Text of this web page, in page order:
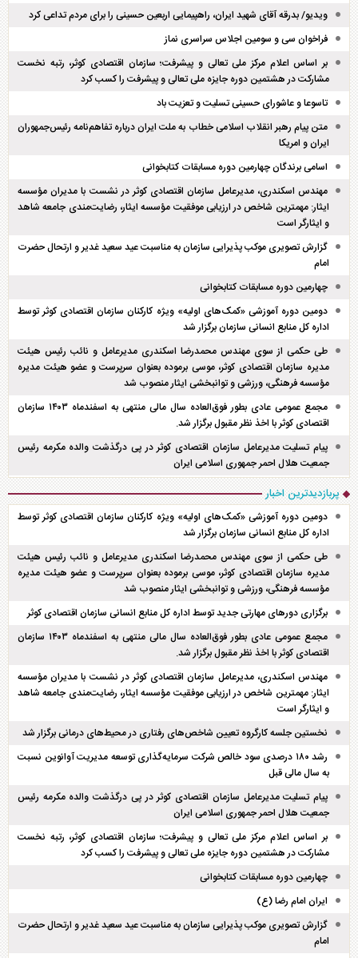
ویدیو/ بدرقه آقای شهید ایران، راهپیمایی اربعین حسینی را برای مردم تداعی کرد
فراخوان سی و سومین اجلاس سراسری نماز
بر اساس اعلام مرکز ملی تعالی و پیشرفت؛ سازمان اقتصادی کوثر، رتبه نخست
مشارکت در هشتمین دوره جایزه ملی تعالی و پیشرفت را کسب کرد
تاسوعا و عاشورای حسینی تسلیت و تعزیت باد
متن پیام رهبر انقلاب اسلامی خطاب به ملت ایران درباره تفاهم‌نامه رئیس‌جمهوران
ایران و امریکا
اسامی برندگان چهارمین دوره مسابقات کتابخوانی
مهندس اسکندری، مدیرعامل سازمان اقتصادی کوثر در نشست با مدیران مؤسسه
ایثار: مهمترین شاخص در ارزیابی موفقیت مؤسسه ایثار، رضایت‌مندی جامعه شاهد
و ایثارگر است
گزارش تصویری موکب پذیرایی سازمان به مناسبت عید سعید غدیر و ارتحال حضرت
امام
چهارمین دوره مسابقات کتابخوانی
دومین دوره آموزشی «کمک‌های اولیه» ویژه کارکنان سازمان اقتصادی کوثر توسط
اداره کل منابع انسانی سازمان برگزار شد
طی حکمی از سوی مهندس محمدرضا اسکندری مدیرعامل و نائب رئیس هیئت
مدیره سازمان اقتصادی کوثر، موسی برموده بعنوان سرپرست و عضو هیئت مدیره
مؤسسه فرهنگی، ورزشی و توانبخشی ایثار منصوب شد
مجمع عمومی عادی بطور فوق‌العاده سال مالی منتهی به اسفند‌ماه ۱۴۰۳ سازمان
اقتصادی کوثر با اخذ نظر مقبول برگزار شد.
پیام تسلیت مدیرعامل سازمان اقتصادی کوثر در پی درگذشت والده مکرمه رئیس
جمعیت هلال احمر جمهوری اسلامی ایران
پربازدیدترین اخبار
دومین دوره آموزشی «کمک‌های اولیه» ویژه کارکنان سازمان اقتصادی کوثر توسط
اداره کل منابع انسانی سازمان برگزار شد
طی حکمی از سوی مهندس محمدرضا اسکندری مدیرعامل و نائب رئیس هیئت
مدیره سازمان اقتصادی کوثر، موسی برموده بعنوان سرپرست و عضو هیئت مدیره
مؤسسه فرهنگی، ورزشی و توانبخشی ایثار منصوب شد
برگزاری دور‌های مهارتی جدید توسط اداره کل منابع انسانی سازمان اقتصادی کوثر
مجمع عمومی عادی بطور فوق‌العاده سال مالی منتهی به اسفند‌ماه ۱۴۰۳ سازمان
اقتصادی کوثر با اخذ نظر مقبول برگزار شد.
مهندس اسکندری، مدیرعامل سازمان اقتصادی کوثر در نشست با مدیران مؤسسه
ایثار: مهمترین شاخص در ارزیابی موفقیت مؤسسه ایثار، رضایت‌مندی جامعه شاهد
و ایثارگر است
نخستین جلسه کارگروه تعیین شاخص‌های رفتاری در محیط‌های درمانی برگزار شد
رشد ۱۸۰ درصدی سود خالص شرکت سرمایه‌گذاری توسعه مدیریت آوانوین نسبت
به سال مالی قبل
پیام تسلیت مدیرعامل سازمان اقتصادی کوثر در پی درگذشت والده مکرمه رئیس
جمعیت هلال احمر جمهوری اسلامی ایران
بر اساس اعلام مرکز ملی تعالی و پیشرفت؛ سازمان اقتصادی کوثر، رتبه نخست
مشارکت در هشتمین دوره جایزه ملی تعالی و پیشرفت را کسب کرد
چهارمین دوره مسابقات کتابخوانی
ایران امام رضا (ع)
گزارش تصویری موکب پذیرایی سازمان به مناسبت عید سعید غدیر و ارتحال حضرت
امام